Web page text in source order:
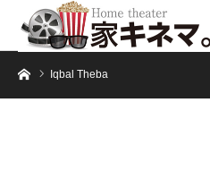
ホームIqbal Theba